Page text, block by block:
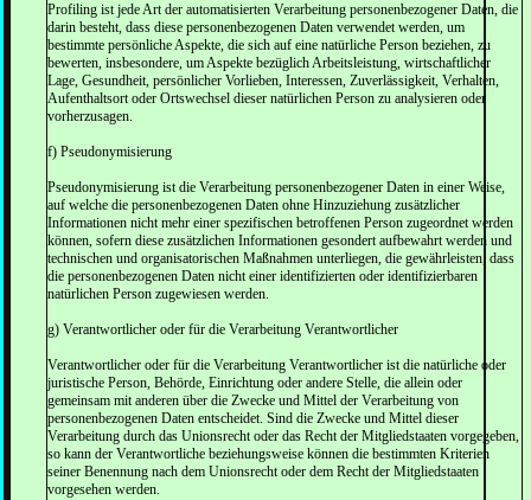
Profiling ist jede Art der automatisierten Verarbeitung personenbezogener Daten, die
darin besteht, dass diese personenbezogenen Daten verwendet werden, um
bestimmte persönliche Aspekte, die sich auf eine natürliche Person beziehen, zu
bewerten, insbesondere, um Aspekte bezüglich Arbeitsleistung, wirtschaftlicher
Lage, Gesundheit, persönlicher Vorlieben, Interessen, Zuverlässigkeit, Verhalten,
Aufenthaltsort oder Ortswechsel dieser natürlichen Person zu analysieren oder
vorherzusagen.
f) Pseudonymisierung
Pseudonymisierung ist die Verarbeitung personenbezogener Daten in einer Weise,
auf welche die personenbezogenen Daten ohne Hinzuziehung zusätzlicher
Informationen nicht mehr einer spezifischen betroffenen Person zugeordnet werden
können, sofern diese zusätzlichen Informationen gesondert aufbewahrt werden und
technischen und organisatorischen Maßnahmen unterliegen, die gewährleisten, dass
die personenbezogenen Daten nicht einer identifizierten oder identifizierbaren
natürlichen Person zugewiesen werden.
g) Verantwortlicher oder für die Verarbeitung Verantwortlicher
Verantwortlicher oder für die Verarbeitung Verantwortlicher ist die natürliche oder
juristische Person, Behörde, Einrichtung oder andere Stelle, die allein oder
gemeinsam mit anderen über die Zwecke und Mittel der Verarbeitung von
personenbezogenen Daten entscheidet. Sind die Zwecke und Mittel dieser
Verarbeitung durch das Unionsrecht oder das Recht der Mitgliedstaaten vorgegeben,
so kann der Verantwortliche beziehungsweise können die bestimmten Kriterien
seiner Benennung nach dem Unionsrecht oder dem Recht der Mitgliedstaaten
vorgesehen werden.